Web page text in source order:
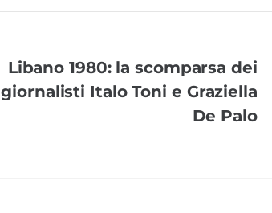
Libano 1980: la scomparsa dei
giornalisti Italo Toni e Graziella
De Palo